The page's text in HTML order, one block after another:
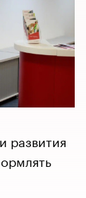
развития